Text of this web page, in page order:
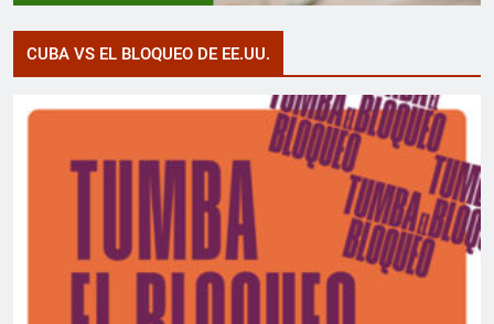
CUBA VS EL BLOQUEO DE EE.UU.